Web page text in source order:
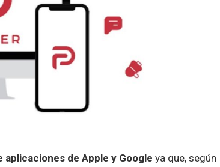
de Apple y Google ya que, según